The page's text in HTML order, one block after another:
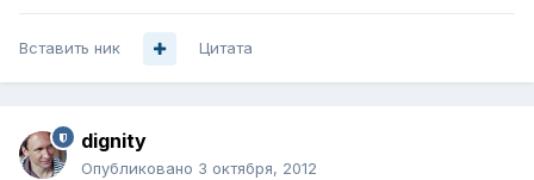
Вставить ник Цитата
dignity
Опубликовано 3 октября, 2012